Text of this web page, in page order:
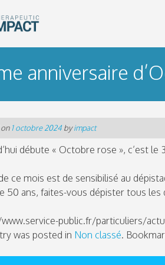
anniversaire
on 1 octobre 2024byimpact
débute « Octobre rose », c’est
ce mois est de sensibilisé au
50 ans, faites-vous dépister tous les
public.fr/particuliers/
was posted in Non classé.